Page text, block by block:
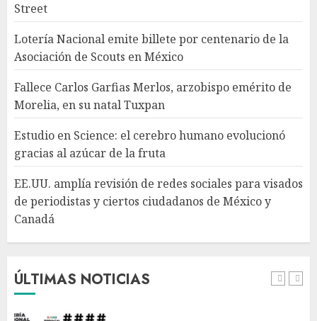
Street
Lotería Nacional emite billete por centenario de la
Asociación de Scouts en México
Fallece Carlos Garfias Merlos, arzobispo emérito de
Morelia, en su natal Tuxpan
Estudio en Science: el cerebro humano evolucionó
gracias al azúcar de la fruta
EE.UU. amplía revisión de redes sociales para visados
de periodistas y ciertos ciudadanos de México y
Canadá
ÚLTIMAS NOTICIAS
4
humano evolucionó gracias al
azúcar de la fruta
AGOSTO 7, 2026
EE.UU. amplía revisión de
periodistas y ciertos
ciudadanos de México y
Canadá
AGOSTO 7, 2026
1
fondos estrella de Wall Street